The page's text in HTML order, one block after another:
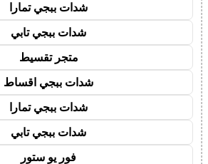
شدات ببجي تمارا
شدات ببجي تابي
متجر تقسيط
شدات ببجي اقساط
شدات ببجي تمارا
شدات ببجي تابي
فور يو ستور